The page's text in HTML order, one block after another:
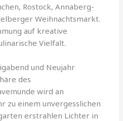
Rostock, Annaberg-
Weihnachtsmarkt.
auf kreative
Vielfalt.
und Neujahr
des
wird an
zu einem unvergesslichen
erstrahlen Lichter in